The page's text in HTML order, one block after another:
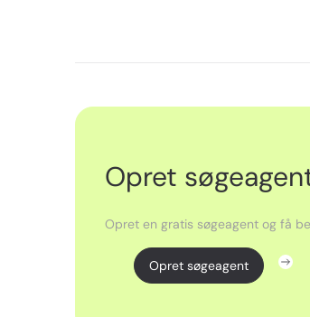
Opret
Opret en gratis søgeagent og få
Opret søgeagent